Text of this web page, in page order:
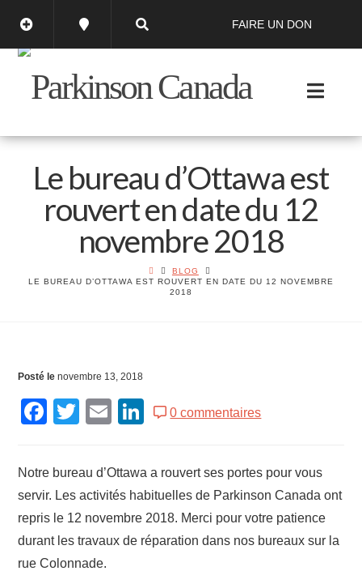
FAIRE UN DON
Le bureau d’Ottawa est
rouvert en date du 12
novembre 2018
BLOG
LE BUREAU D’OTTAWA EST ROUVERT EN DATE DU 12 NOVEMBRE
2018
Posté lenovembre 13, 2018
Facebook
Twitter
EmailLinkedIn
0 commentaires
Notre bureau d’Ottawa a rouvert ses portes pour vous
servir. Les activités habituelles de Parkinson Canada ont
repris le 12 novembre 2018. Merci pour votre patience
durant les travaux de réparation dans nos bureaux sur la
rue Colonnade.